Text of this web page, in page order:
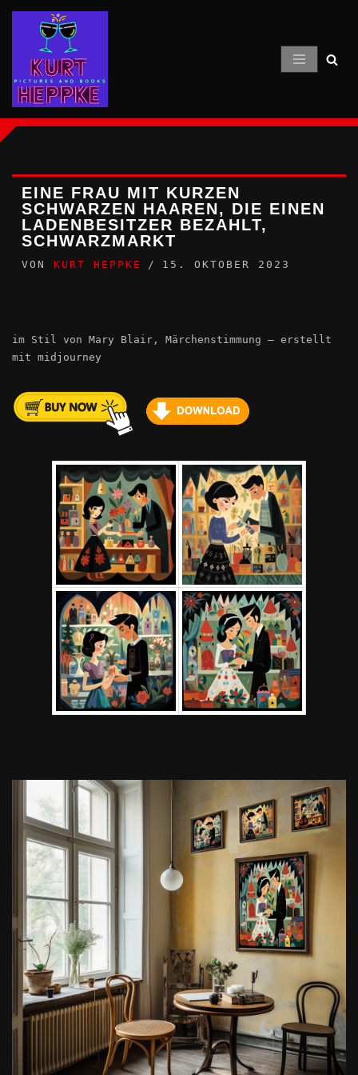
Inhalt
springen
EINE FRAU MIT KURZEN
SCHWARZEN HAAREN, DIE EINEN
LADENBESITZER BEZAHLT,
SCHWARZMARKT
VON KURT HEPPKE 15. OKTOBER 2023
im Stil von Mary Blair, Märchenstimmung – erstellt
mit midjourney